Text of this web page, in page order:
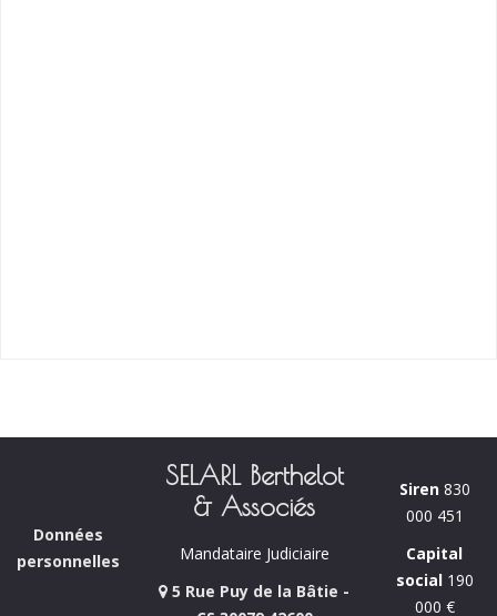
Données
personnelles
SELARL Berthelot
& Associés
Mandataire Judiciaire
5 Rue Puy de la Bâtie -
Siren830
000 451
Capital
social190
000 €